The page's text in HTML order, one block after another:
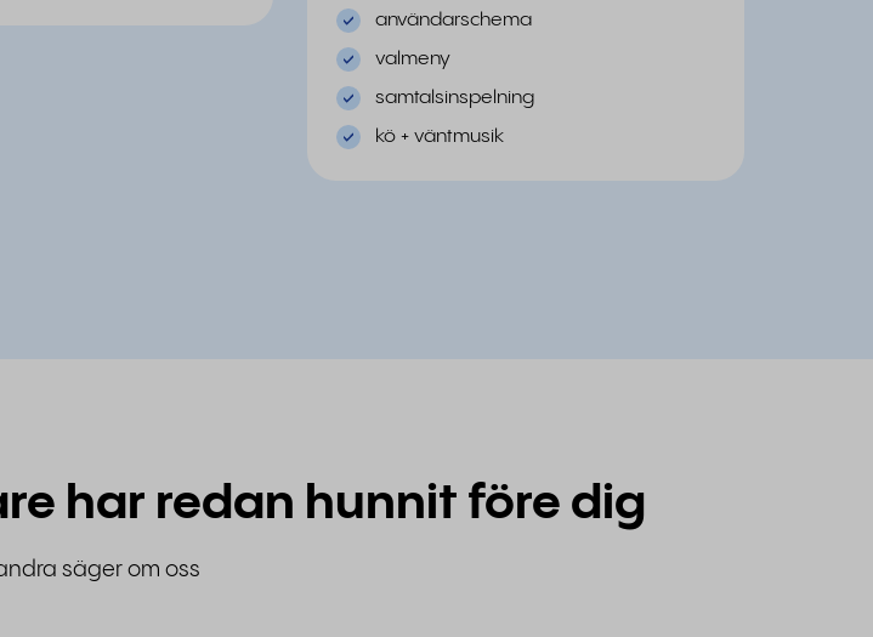
användarschema
valmeny
samtalsinspelning
kö + väntmusik
har redan hunnit före dig
säger om oss